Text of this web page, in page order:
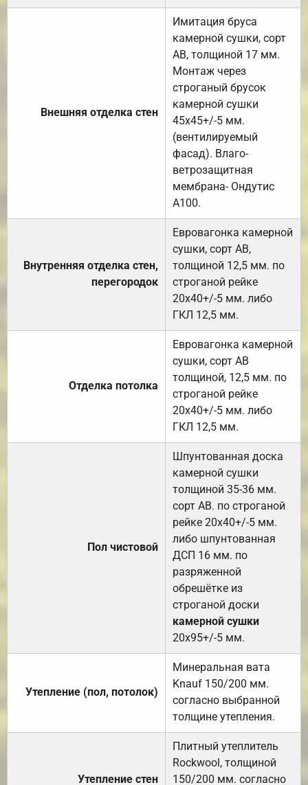
Внешняя отделка стен
Имитация бруса
камерной сушки, сорт
АВ, толщиной 17 мм.
Монтаж через
строганый брусок
камерной сушки
45х45+/-5 мм.
(вентилируемый
фасад). Влаго-
ветрозащитная
мембрана- Ондутис
А100.
Внутренняя отделка стен,
перегородок
Евровагонка камерной
сушки, сорт АВ,
толщиной 12,5 мм. по
строганой рейке
20х40+/-5 мм. либо
ГКЛ 12,5 мм.
Отделка потолка
Евровагонка камерной
сушки, сорт АВ
толщиной, 12,5 мм. по
строганой рейке
20х40+/-5 мм. либо
ГКЛ 12,5 мм.
Пол чистовой
Шпунтованная доска
камерной сушки
толщиной 35-36 мм.
сорт АВ. по строганой
рейке 20х40+/-5 мм.
либо шпунтованная
ДСП 16 мм. по
разряженной
обрешётке из
строганой доски
камерной сушки
20х95+/-5 мм.
Утепление (пол, потолок)
Минеральная вата
Knauf 150/200 мм.
согласно выбранной
толщине утепления.
Утепление стен
Плитный утеплитель
Rockwool, толщиной
150/200 мм. согласно